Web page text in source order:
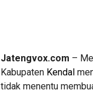
Jatengvox.com –
Kabupaten Kendal
tidak menentu